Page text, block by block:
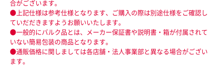
合がございます。
●上記仕様は参考仕様となります、ご購入の際は別途仕様をご確認し
ていだだきますようお願いいたします。
●一般的にバルク品とは、メーカー保証書や説明書・箱が付属されて
いない簡易包装の商品となります。
●通販価格に関しましては各店舗・法人事業部と異なる場合がござい
ます。